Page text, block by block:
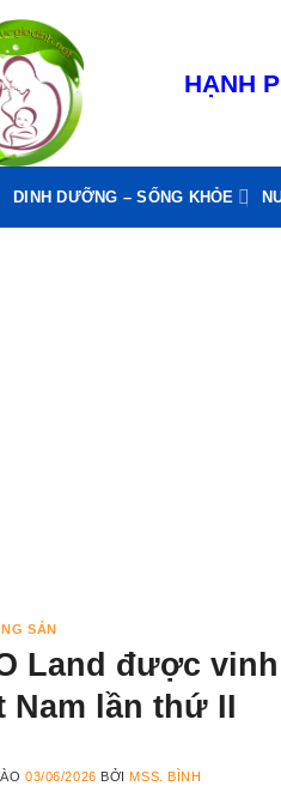
HẠNH
DINH DƯỠNG – SỐNG KHỎE
SẢN
Land được
Nam lần thứ II
03/06/2026 BỞIMSS. BÌNH